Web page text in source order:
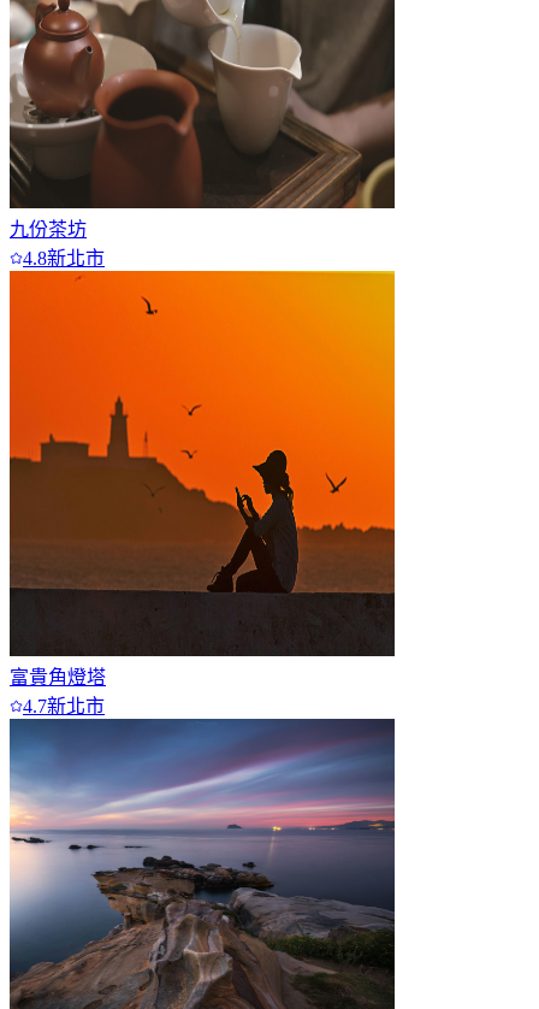
九份茶坊
4.8新北市
富貴角燈塔
4.7新北市